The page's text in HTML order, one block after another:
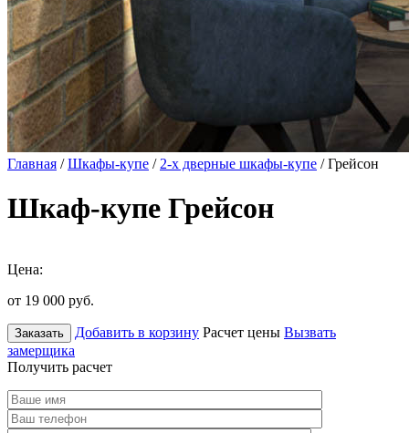
Главная /Шкафы-купе / 2-х дверные шкафы-купе / Грейсон
Шкаф-купе Грейсон
Цена:
от 19 000 руб.
Заказать Добавить в корзину Расчет цены Вызвать
замерщика
Получить расчет